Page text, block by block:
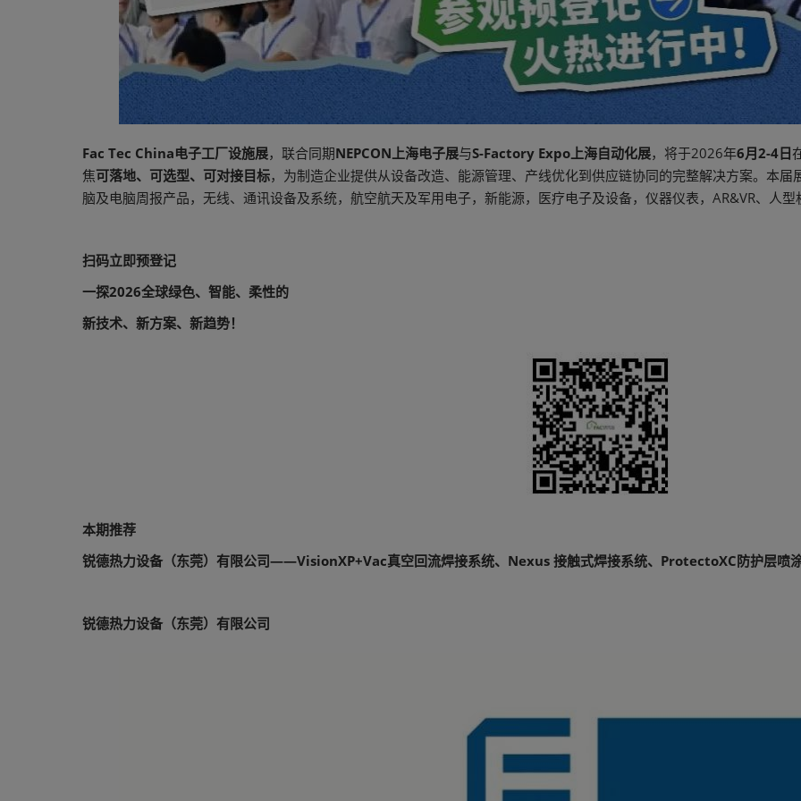
Fac Tec China电子工厂设施展，联合同期NEPCON上海电子展与S-Factory Expo上海自动化展，将于2026年6月2-4日
焦可落地、可选型、可对接目标，为制造企业提供从设备改造、能源管理、产线优化到供应链协同的完整解决方案。本
脑及电脑周报产品，无线、通讯设备及系统，航空航天及军用电子，新能源，医疗电子及设备，仪器仪表，AR&VR、人
扫码立即预登记
一探2026全球绿色、智能、柔性的
新技术、新方案、新趋势！
本期推荐
锐德热力设备（东莞）有限公司——VisionXP+Vac真空回流焊接系统、Nexus 接触式焊接系统、ProtectoXC防护层喷
锐德热力设备（东莞）有限公司